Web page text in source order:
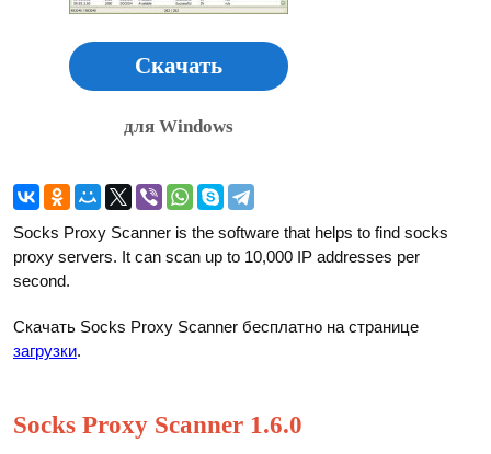
Скачать
для Windows
Socks Proxy Scanner is the software that helps to find socks
proxy servers. It can scan up to 10,000 IP addresses per
second.
Скачать Socks Proxy Scanner бесплатно на странице
загрузки.
Socks Proxy Scanner 1.6.0